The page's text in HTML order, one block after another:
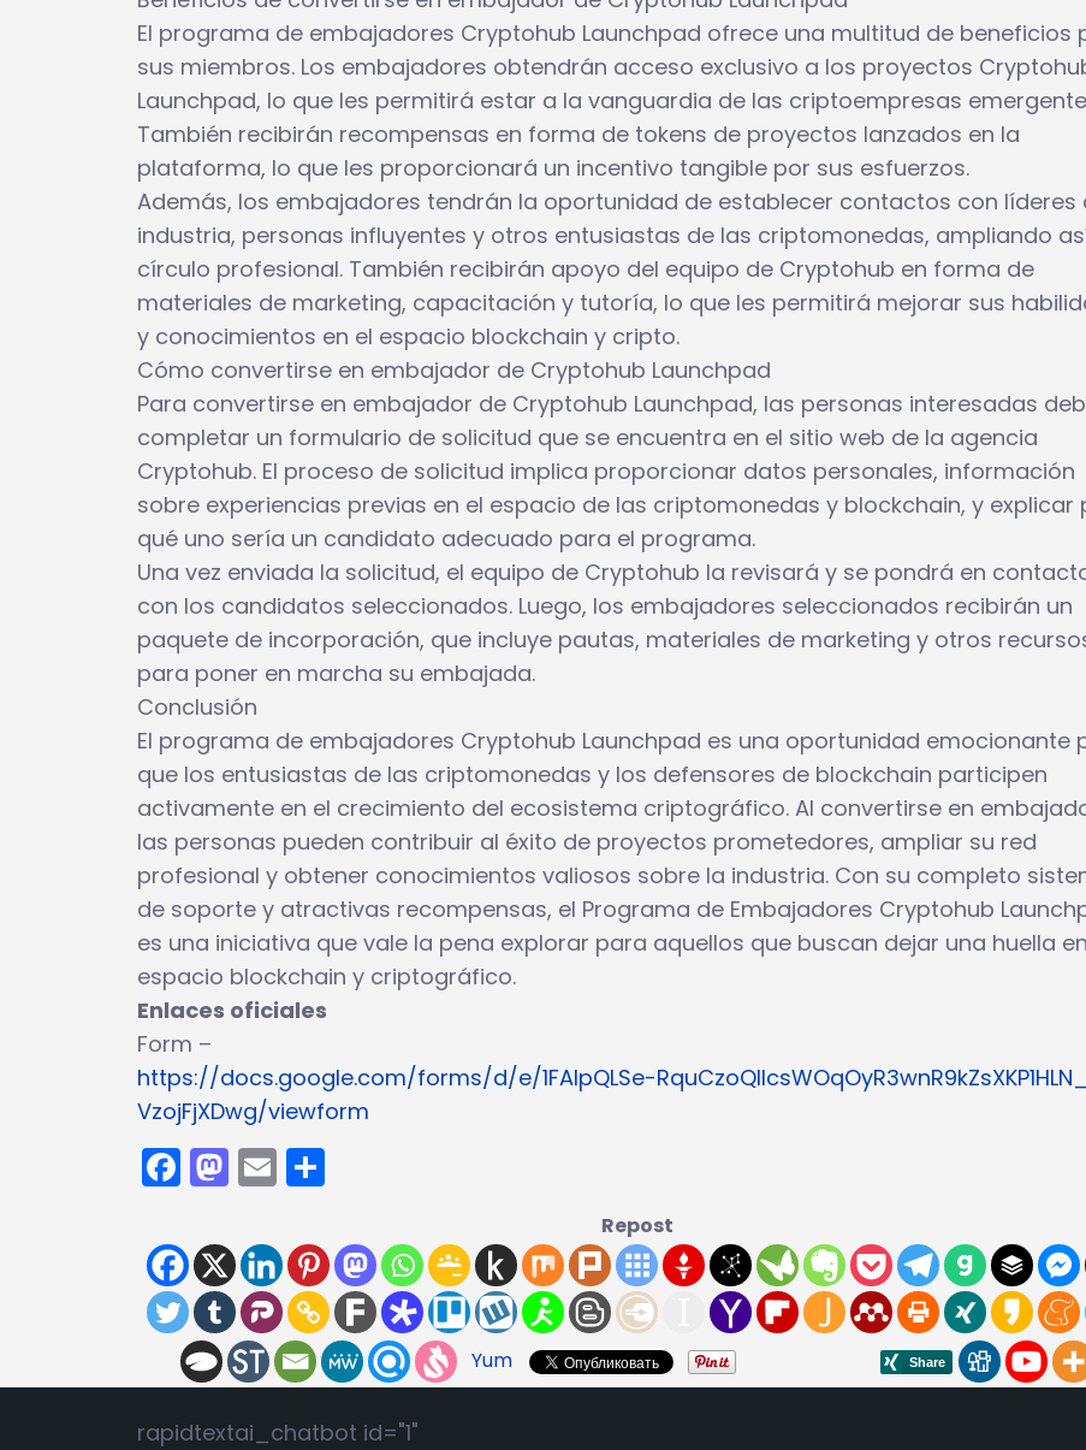
El programa de embajadores Cryptohub Launchpad ofrece una multitud de beneficios
sus miembros. Los embajadores obtendrán acceso exclusivo a los proyectos
Launchpad, lo que les permitirá estar a la vanguardia de las criptoempresas
También recibirán recompensas en forma de tokens de proyectos lanzados en la
plataforma, lo que les proporcionará un incentivo tangible por sus esfuerzos.
Además, los embajadores tendrán la oportunidad de establecer contactos con líderes
industria, personas influyentes y otros entusiastas de las criptomonedas, ampliando
círculo profesional. También recibirán apoyo del equipo de Cryptohub en forma de
materiales de marketing, capacitación y tutoría, lo que les permitirá mejorar sus
y conocimientos en el espacio blockchain y cripto.
Cómo convertirse en embajador de Cryptohub Launchpad
Para convertirse en embajador de Cryptohub Launchpad, las personas interesadas
completar un formulario de solicitud que se encuentra en el sitio web de la agencia
Cryptohub. El proceso de solicitud implica proporcionar datos personales, información
sobre experiencias previas en el espacio de las criptomonedas y blockchain, y explicar
qué uno sería un candidato adecuado para el programa.
Una vez enviada la solicitud, el equipo de Cryptohub la revisará y se pondrá en
con los candidatos seleccionados. Luego, los embajadores seleccionados recibirán un
paquete de incorporación, que incluye pautas, materiales de marketing y otros
para poner en marcha su embajada.
Conclusión
El programa de embajadores Cryptohub Launchpad es una oportunidad emocionante
que los entusiastas de las criptomonedas y los defensores de blockchain participen
activamente en el crecimiento del ecosistema criptográfico. Al convertirse en
las personas pueden contribuir al éxito de proyectos prometedores, ampliar su red
profesional y obtener conocimientos valiosos sobre la industria. Con su completo
de soporte y atractivas recompensas, el Programa de Embajadores Cryptohub
es una iniciativa que vale la pena explorar para aquellos que buscan dejar una huella
espacio blockchain y criptográfico.
Enlaces oficiales
Form –
https://docs.google.com/forms/d/e/1FAIpQLSe-
VzojFjXDwg/viewform
Facebook
Mastodon
Email
Repost
Yum
rapidtextai_chatbot id="1"